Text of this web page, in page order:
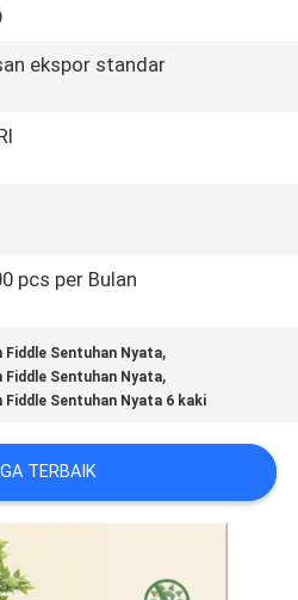
ekspor standar
pcs per Bulan
Fiddle Sentuhan Nyata,
Fiddle Sentuhan Nyata,
Fiddle Sentuhan Nyata 6 kaki
TERBAIK